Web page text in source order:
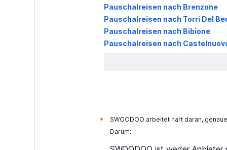
Pauschalreisen nach Brenzone
Pauschalreisen nach Torri Del
Pauschalreisen nach Bibione
Pauschalreisen nach
* SWOODOO arbeitet hart daran,
Darum: